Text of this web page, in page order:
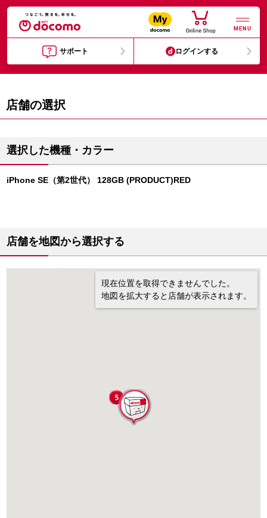
MENU
サポート ログインする
店舗の選択
選択した機種・カラー
iPhone SE（第2世代） 128GB (PRODUCT)RED
店舗を地図から選択する
現在位置を取得できませんでした。
地図を拡大すると店舗が表示されます。